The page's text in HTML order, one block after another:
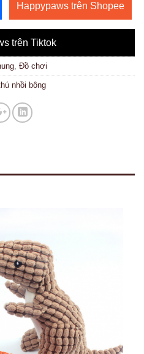
Happypaws trên Shopee
trên Tiktok
, Đồ chơi
nhồi bông